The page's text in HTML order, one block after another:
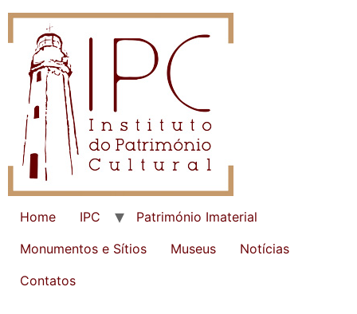
Home IPC
Património Imaterial
Monumentos e Sítios
Museus
Notícias
Contatos